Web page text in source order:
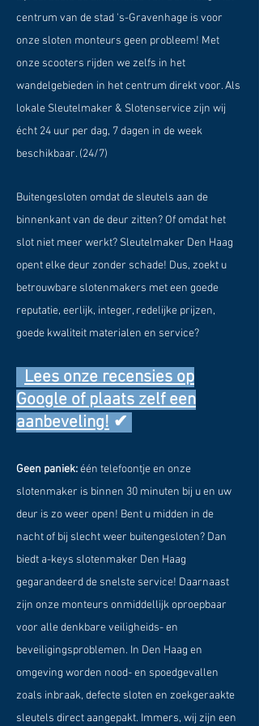
centrum van de stad 's-Gravenhage is voor
onze sloten monteurs geen probleem! Met
onze scooters rijden we zelfs in het
wandelgebieden in het centrum direkt voor. Als
lokale Sleutelmaker & Slotenservice zijn wij
écht 24 uur per dag, 7 dagen in de week
beschikbaar. (24/7)
Buitengesloten omdat de sleutels aan de
binnenkant van de deur zitten? Of omdat het
slot niet meer werkt? Sleutelmaker Den Haag
opent elke deur zonder schade! Dus, zoekt u
betrouwbare slotenmakers met een goede
reputatie, eerlijk, integer, redelijke prijzen,
goede kwaliteit materialen en service?
Lees onze recensies op
Google of plaats zelf een
aanbeveling! ✔
Geen paniek:één telefoontje en onze
slotenmaker is binnen 30 minuten bij u en uw
deur is zo weer open! Bent u midden in de
nacht of bij slecht weer buitengesloten? Dan
biedt a-keys slotenmaker Den Haag
gegarandeerd de snelste service! Daarnaast
zijn onze monteurs onmiddellijk oproepbaar
voor alle denkbare veiligheids- en
beveiligingsproblemen. In Den Haag en
omgeving worden nood- en spoedgevallen
zoals inbraak, defecte sloten en zoekgeraakte
sleutels direct aangepakt. Immers, wij zijn een